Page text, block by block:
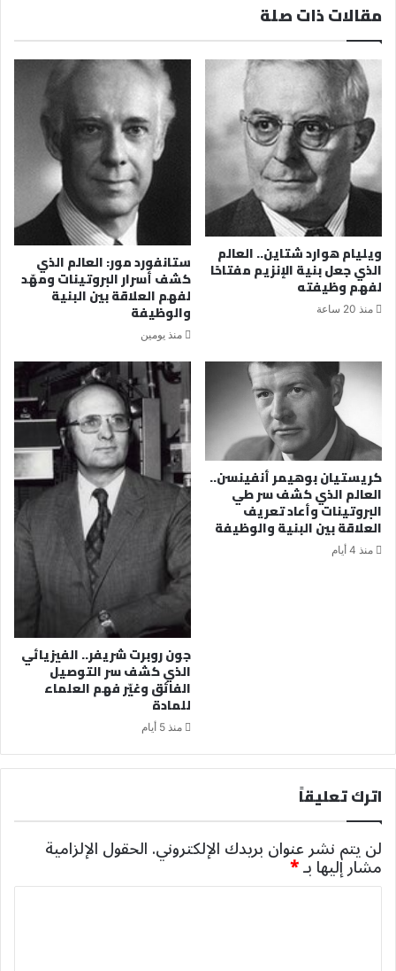
مقالات ذات صلة
ويليام هوارد شتاين.. العالم
الذي جعل بنية الإنزيم مفتاحًا
لفهم وظيفته
منذ 20 ساعة
ستانفورد مور: العالم الذي
كشف أسرار البروتينات ومهّد
لفهم العلاقة بين البنية
والوظيفة
منذ يومين
كريستيان بوهيمر أنفينسن..
العالم الذي كشف سر طي
البروتينات وأعاد تعريف
العلاقة بين البنية والوظيفة
منذ 4 أيام
جون روبرت شريفر.. الفيزيائي
الذي كشف سر التوصيل
الفائق وغيّر فهم العلماء
للمادة
منذ 5 أيام
اترك تعليقاً
لن يتم نشر عنوان بريدك الإلكتروني.الحقول الإلزامية
مشار إليها بـ*